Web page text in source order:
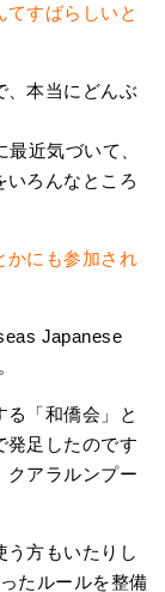
てすばらしいと
本当にどんぶ
近気づいて、
いろんなところ
にも参加され
Japanese
「和僑会」と
発足したのです
クアラルンプー
う方もいたりし
たルールを整備